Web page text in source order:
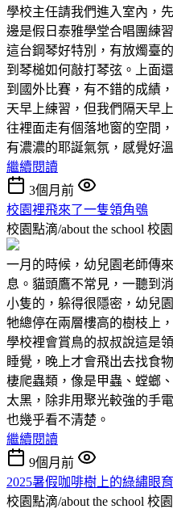
學校主任請我們進入室內，
邊是假日泰雅學堂合唱團練
這台鋼琴好特別，有放燭臺
到琴槌如何敲打琴弦。上面
到國外比賽，有不錯的成績
天早上練習，但我們隔天早
往裡面走有個落地窗的空間
有濃濃的耶誕氣氛，感覺好溫
繼續閱讀
3個月前
校園裡飛來了一隻領角鴞
校園點滴/about the school 校
一月的時候，幼兒園老師傳
息。貓頭鷹不常見，一聽到
小隻的，躲得很隱密，幼兒
牠總停在兩層樓高的樹枝上
學校裡會賞鳥的叔叔說這是
睡覺，晚上才會飛出去找食
棲爬蟲類，像是甲蟲、螳螂
太黑，除非用聚光較強的手
也幾乎看不清楚。
繼續閱讀
9個月前
2025暑假咖啡樹上的綠繡眼
校園點滴/about the school 校